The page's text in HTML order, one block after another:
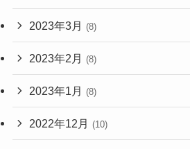
2023年3月 (8)
2023年2月 (8)
2023年1月 (8)
2022年12月 (10)